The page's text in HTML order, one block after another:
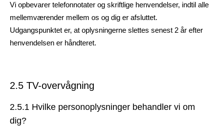
Vi opbevarer telefonnotater og skriftlige henvendelser, indtil alle
mellemværender mellem os og dig er afsluttet.
Udgangspunktet er, at oplysningerne slettes senest 2 år efter
henvendelsen er håndteret.
2.5 TV-overvågning
2.5.1 Hvilke personoplysninger behandler vi om
dig?